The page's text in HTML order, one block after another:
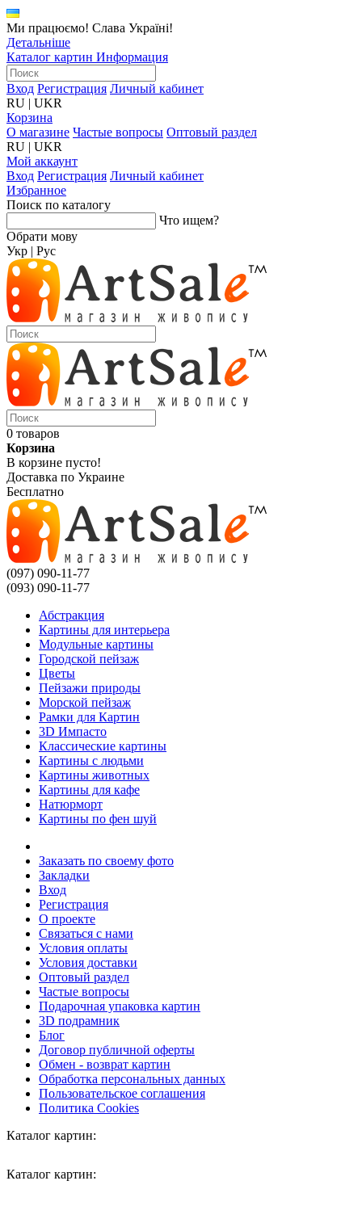
Ми працюємо! Слава Україні!
Детальніше
Каталог картин Информация
Вход Регистрация Личный кабинет
RU | UKR
Корзина
О магазине Частые вопросы Оптовый раздел
RU | UKR
Мой аккаунт
Вход Регистрация Личный кабинет
Избранное
Поиск по каталогу
Что ищем?
Обрати мову
Укр | Рус
0 товаров
Корзина
В корзине пусто!
Доставка по Украине
Бесплатно
(097) 090-11-77
(093) 090-11-77
Абстракция
Картины для интерьера
Модульные картины
Городской пейзаж
Цветы
Пейзажи природы
Морской пейзаж
Рамки для Картин
3D Импасто
Классические картины
Картины с людьми
Картины животных
Картины для кафе
Натюрморт
Картины по фен шуй
Заказать по своему фото
Закладки
Вход
Регистрация
О проекте
Связаться с нами
Условия оплаты
Условия доставки
Оптовый раздел
Частые вопросы
Подарочная упаковка картин
3D подрамник
Блог
Договор публичной оферты
Обмен - возврат картин
Обработка персональных данных
Пользовательское соглашения
Политика Cookies
Каталог картин:
Каталог картин: